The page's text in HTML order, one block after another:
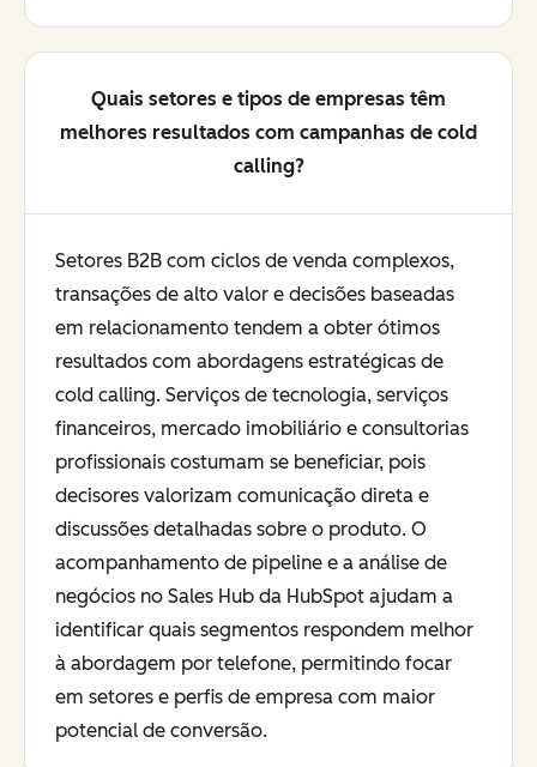
Quais setores e tipos de empresas têm
melhores resultados com campanhas de cold
calling?
Setores B2B com ciclos de venda complexos,
transações de alto valor e decisões baseadas
em relacionamento tendem a obter ótimos
resultados com abordagens estratégicas de
cold calling. Serviços de tecnologia, serviços
financeiros, mercado imobiliário e consultorias
profissionais costumam se beneficiar, pois
decisores valorizam comunicação direta e
discussões detalhadas sobre o produto. O
acompanhamento de pipeline e a análise de
negócios no Sales Hub da HubSpot ajudam a
identificar quais segmentos respondem melhor
à abordagem por telefone, permitindo focar
em setores e perfis de empresa com maior
potencial de conversão.